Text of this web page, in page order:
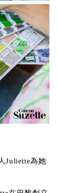
Juliette為她